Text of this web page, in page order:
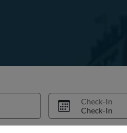
Check-In
Check-In